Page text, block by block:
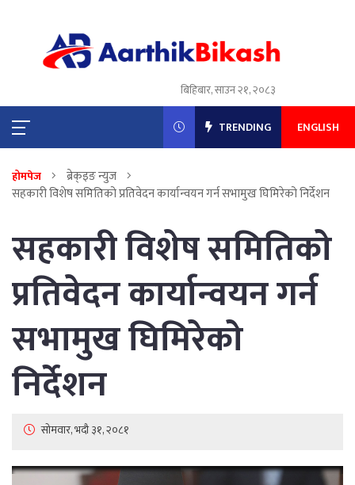
बिहिबार, साउन २१, २०८३
TRENDING ENGLISH
होमपेज
ब्रेक्इङ न्युज
सहकारी विशेष समितिको प्रतिवेदन कार्यान्वयन गर्न सभामुख घिमिरेको निर्देशन
सहकारी विशेष समितिको
प्रतिवेदन कार्यान्वयन गर्न
सभामुख घिमिरेको
निर्देशन
सोमवार, भदौ ३१, २०८१